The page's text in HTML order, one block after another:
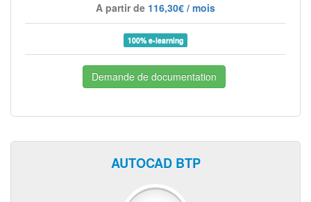
A partir de 116,30€ / mois
100% e-learning
Demande de documentation
AUTOCAD BTP